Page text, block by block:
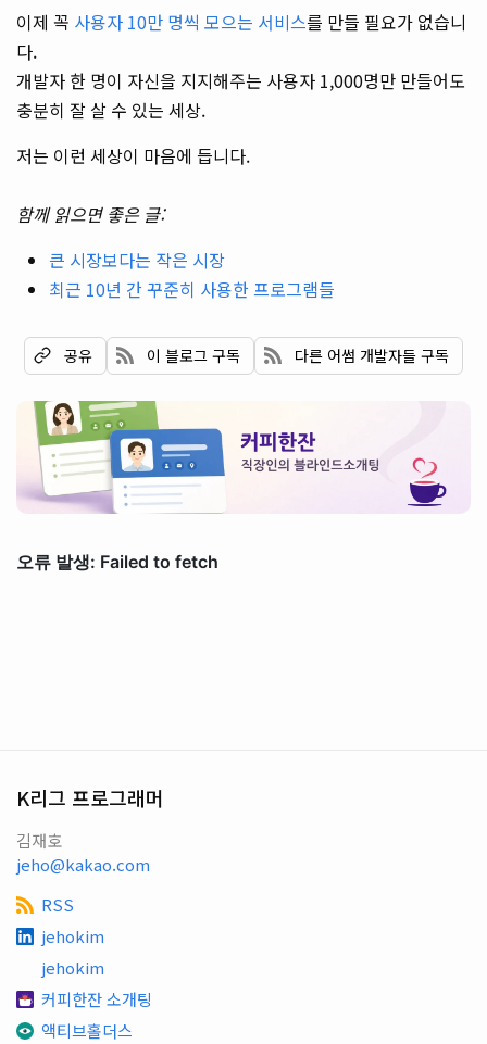
이제 꼭 사용자 10만 명씩 모으는 서비스를 만들 필요가 없습니
다.
개발자 한 명이 자신을 지지해주는 사용자 1,000명만 만들어도
충분히 잘 살 수 있는 세상.
저는 이런 세상이 마음에 듭니다.
함께 읽으면 좋은 글:
큰 시장보다는 작은 시장
최근 10년 간 꾸준히 사용한 프로그램들
공유 이 블로그 구독 다른 어썸 개발자들 구독
K리그 프로그래머
김재호
jeho@kakao.com
RSS
jehokim
jehokim
커피한잔 소개팅
액티브홀더스